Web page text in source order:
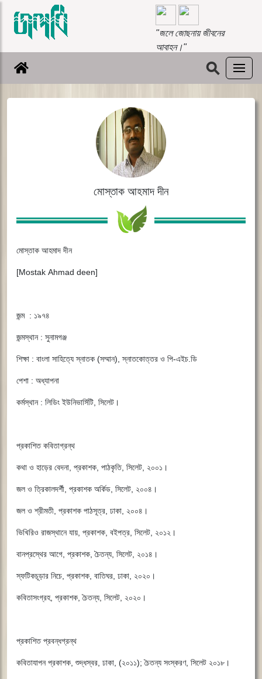
"জলে জোছনায় জীবনের
আবাহন।"
⚲
মোস্তাক আহমাদ দীন
মোস্তাক আহমাদ দীন
[Mostak Ahmad deen]
জন্ম : ১৯৭৪
জন্মস্থান : সুনামগঞ্জ
শিক্ষা : বাংলা সাহিত্যে স্নাতক (সম্মান), স্নাতকোত্তর ও পি-এইচ.ডি
পেশা : অধ্যাপনা
কর্মস্থান : লিডিং ইউনিভার্সিটি, সিলেট।
প্রকাশিত কবিতাগ্রন্থ
কথা ও হাড়ের বেদনা, প্রকাশক, পাঠকৃতি, সিলেট, ২০০১।
জল ও ত্রিকালদর্শী, প্রকাশক অর্কিড, সিলেট, ২০০৪।
জল ও শ্রীমতী, প্রকাশক পাঠসূত্র, ঢাকা, ২০০৪।
ভিখিরিও রাজস্থানে যায়, প্রকাশক, বইপত্র, সিলেট, ২০১২।
বানপ্রস্থের আগে, প্রকাশক, চৈতন্য, সিলেট, ২০১৪।
স্ফটিকচূড়ার নিচে, প্রকাশক, বাতিঘর, ঢাকা, ২০২০।
কবিতাসংগ্রহ, প্রকাশক, চৈতন্য, সিলেট, ২০২০।
প্রকাশিত প্রবন্ধগ্রন্থ
কবিতাযাপন প্রকাশক, শুদ্ধস্বর, ঢাকা, (২০১১); চৈতন্য সংস্করণ, সিলেট ২০১৮।